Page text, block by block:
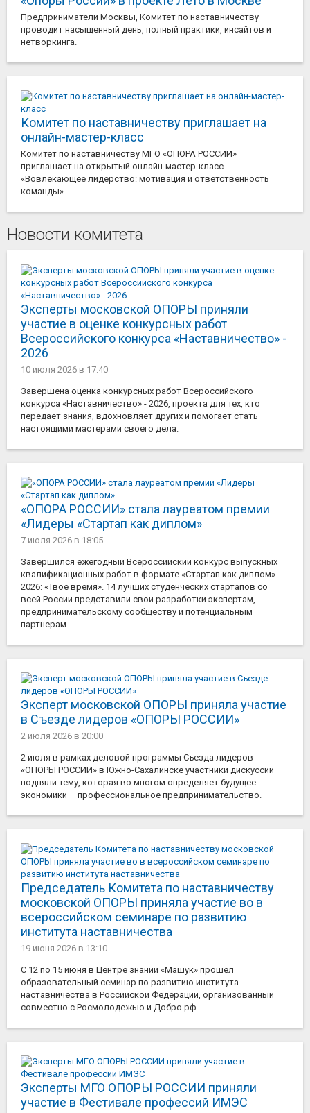
Предприниматели Москвы, Комитет по наставничеству
проводит насыщенный день, полный практики, инсайтов и
нетворкинга.
Комитет по наставничеству приглашает на
онлайн-мастер-класс
Комитет по наставничеству МГО «ОПОРА РОССИИ»
приглашает на открытый онлайн-мастер-класс
«Вовлекающее лидерство: мотивация и ответственность
команды».
Новости комитета
Эксперты московской ОПОРЫ приняли
участие в оценке конкурсных работ
Всероссийского конкурса «Наставничество» -
2026
10 июля 2026 в 17:40
Завершена оценка конкурсных работ Всероссийского
конкурса «Наставничество» - 2026, проекта для тех, кто
передает знания, вдохновляет других и помогает стать
настоящими мастерами своего дела.
«ОПОРА РОССИИ» стала лауреатом премии
«Лидеры «Стартап как диплом»
7 июля 2026 в 18:05
Завершился ежегодный Всероссийский конкурс выпускных
квалификационных работ в формате «Стартап как диплом»
2026: «Твое время». 14 лучших студенческих стартапов со
всей России представили свои разработки экспертам,
предпринимательскому сообществу и потенциальным
партнерам.
Эксперт московской ОПОРЫ приняла участие
в Съезде лидеров «ОПОРЫ РОССИИ»
2 июля 2026 в 20:00
2 июля в рамках деловой программы Съезда лидеров
«ОПОРЫ РОССИИ» в Южно-Сахалинске участники дискуссии
подняли тему, которая во многом определяет будущее
экономики – профессиональное предпринимательство.
Председатель Комитета по наставничеству
московской ОПОРЫ приняла участие во в
всероссийском семинаре по развитию
института наставничества
19 июня 2026 в 13:10
С 12 по 15 июня в Центре знаний «Машук» прошёл
образовательный семинар по развитию института
наставничества в Российской Федерации, организованный
совместно с Росмолодежью и Добро.рф.
Эксперты МГО ОПОРЫ РОССИИ приняли
участие в Фестивале профессий ИМЭС